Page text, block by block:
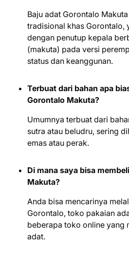
Baju adat Gorontalo
tradisional khas Gorontalo,
dengan penutup kepala
(makuta) pada versi
status dan keanggunan.
Terbuat dari bahan apa
Gorontalo Makuta?
Umumnya terbuat dari
sutra atau beludru, sering
emas atau perak.
Di mana saya bisa
Makuta?
Anda bisa mencarinya
Gorontalo, toko pakaian
beberapa toko online yang
adat.